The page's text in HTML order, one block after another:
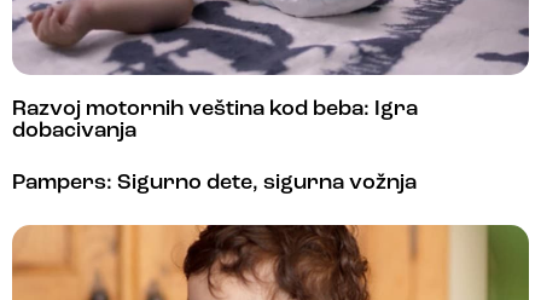
Razvoj motornih veština kod beba: Igra
dobacivanja
Pampers: Sigurno dete, sigurna vožnja